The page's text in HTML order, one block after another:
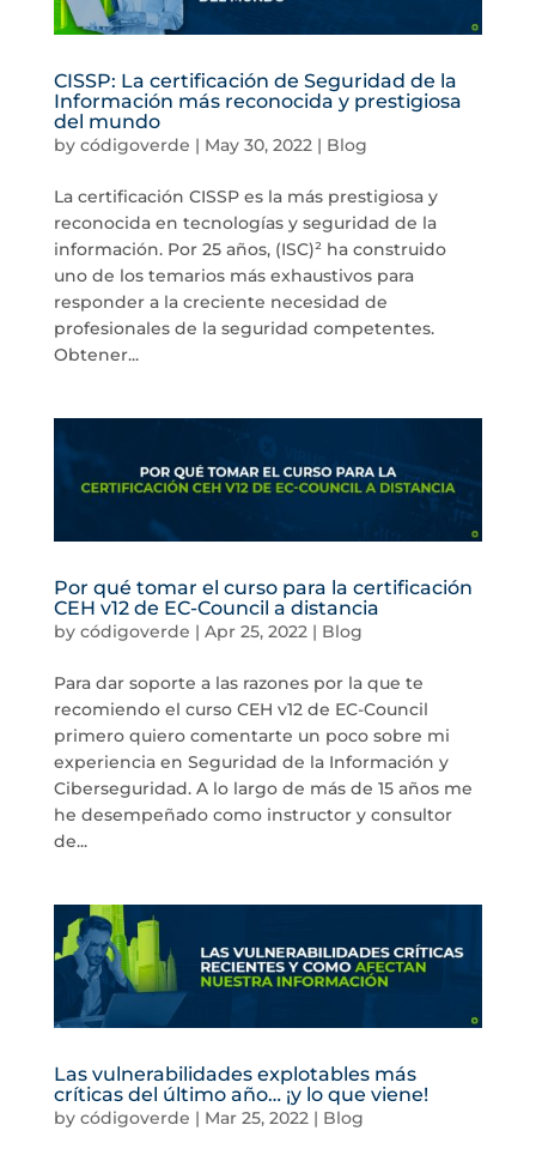
CISSP: La certificación de Seguridad de la
Información más reconocida y prestigiosa
del mundo
by códigoverde | May 30, 2022| Blog
La certificación CISSP es la más prestigiosa y
reconocida en tecnologías y seguridad de la
información. Por 25 años, (ISC)² ha construido
uno de los temarios más exhaustivos para
responder a la creciente necesidad de
profesionales de la seguridad competentes.
Obtener...
Por qué tomar el curso para la certificación
CEH v12 de EC-Council a distancia
by códigoverde | Apr 25, 2022| Blog
Para dar soporte a las razones por la que te
recomiendo el curso CEH v12 de EC-Council
primero quiero comentarte un poco sobre mi
experiencia en Seguridad de la Información y
Ciberseguridad. A lo largo de más de 15 años me
he desempeñado como instructor y consultor
de...
Las vulnerabilidades explotables más
críticas del último año… ¡y lo que viene!
by códigoverde | Mar 25, 2022| Blog